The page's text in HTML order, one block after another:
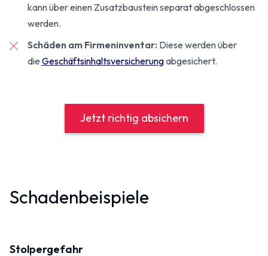
kann über einen Zusatzbaustein separat abgeschlossen
werden.
Schäden am Firmeninventar: Diese werden über
die Geschäftsinhalts­versicherungabgesichert.
Jetzt richtig absichern
Schadenbeispiele
Stolpergefahr